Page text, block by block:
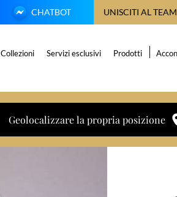
CHATBOT UNISCITI AL TEAM
Collezioni Servizi esclusivi Prodotti
Geolocalizzare la propria posizione